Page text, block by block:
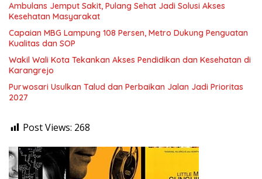
Ambulans Jemput Sakit, Pulang Sehat Jadi Solusi Akses
Kesehatan Masyarakat
Capaian MBG Lampung 108 Persen, Metro Dukung Penguatan
Kualitas dan SOP
Wakil Wali Kota Tekankan Akses Pendidikan dan Kesehatan di
Karangrejo
Purwosari Usulkan Talud dan Perbaikan Jalan Jadi Prioritas
2027
Post Views: 268